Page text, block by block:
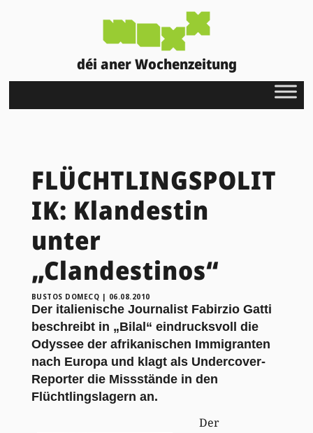
déi aner Wochenzeitung
FLÜCHTLINGSPOLIT
IK: Klandestin
unter
„Clandestinos“
BUSTOS DOMECQ | 06.08.2010
Der italienische Journalist Fabirzio Gatti
beschreibt in „Bilal“ eindrucksvoll die
Odyssee der afrikanischen Immigranten
nach Europa und klagt als Undercover-
Reporter die Missstände in den
Flüchtlingslagern an.
Der